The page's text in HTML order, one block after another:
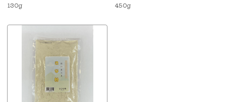
130g 450g